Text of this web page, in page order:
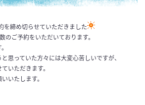
を締め切らせていただきました
のご予約をいただいております。
思っていた方々には大変心苦しいですが、
いただきます。
いたします。